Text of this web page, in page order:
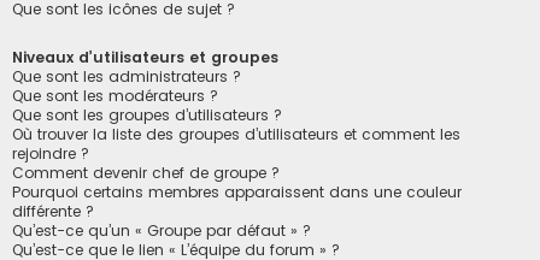
Que sont les icônes de sujet ?
Niveaux d’utilisateurs et groupes
Que sont les administrateurs ?
Que sont les modérateurs ?
Que sont les groupes d’utilisateurs ?
Où trouver la liste des groupes d’utilisateurs et comment les
rejoindre ?
Comment devenir chef de groupe ?
Pourquoi certains membres apparaissent dans une couleur
différente ?
Qu’est-ce qu’un « Groupe par défaut » ?
Qu’est-ce que le lien « L’équipe du forum » ?